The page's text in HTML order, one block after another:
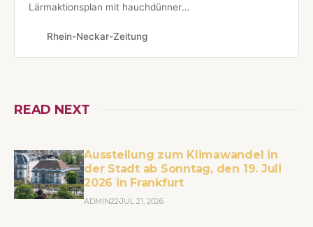
Lärmaktionsplan mit hauchdünner
mit ihrem Antrag durch. OB
Rhein-Neckar-Zeitung
READ NEXT
Ausstellung zum Klimawandel in
der Stadt ab Sonntag, den 19. Juli
2026 in Frankfurt
ADMIN22 JUL 21, 2026